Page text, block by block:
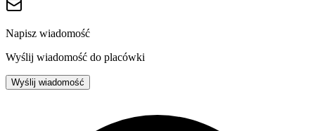
Napisz wiadomość
Wyślij wiadomość do placówki
Wyślij wiadomość